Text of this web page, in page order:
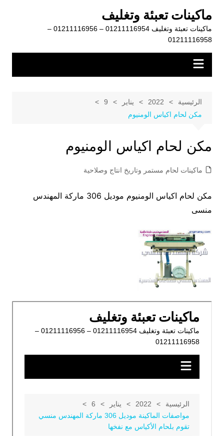
المحتوى
ماكينات تعبئة وتغليف
ماكينات تعبئة وتغليف 01211116954 – 01211116956 –
01211116958
الرئيسية 2022 يناير
9
مكن لحام اكياس الومنيوم
مكن لحام اكياس الومنيوم
ماكينات لحام مستمر وتاريخ انتاج وصلاحية
مكن لحام اكياس الومنيوم موديل 306 ماركة المهندس
منسى